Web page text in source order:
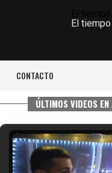
El
CONTACTO
ÚLTIMOS VIDEOS